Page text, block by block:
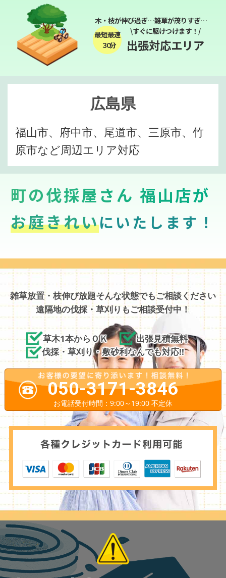
木・枝が伸び過ぎ…雑草が茂りすぎ…
最短最速
３０分
\すぐに駆けつけます！/
出張対応エリア
広島県
福山市、府中市、尾道市、三原市、竹
原市など周辺エリア対応
町の伐採屋さん 福山店が
お庭きれいにいたします！
雑草放置・枝伸び放題そんな状態でもご相談ください
遠隔地の伐採・草刈りもご相談受付中！
草木1本からＯＫ
出張見積無料
伐採・草刈り・敷砂利なんでも対応!!
050-3171-3846
お電話受付時間：9:00～19:00 不定休